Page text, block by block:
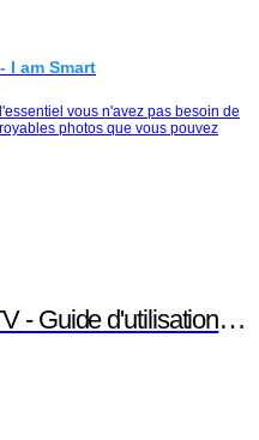
I am Smart
vous n'avez pas besoin de
photos que vous pouvez
d'utilisation Smart TV